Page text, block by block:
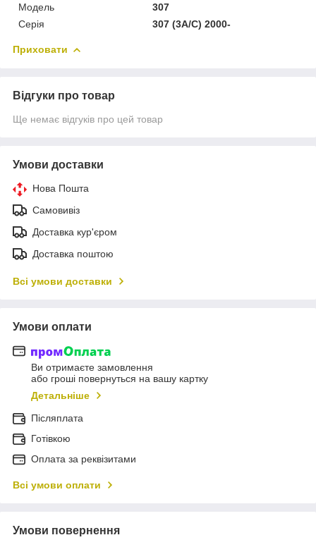
Модель
307
Серія
307 (3A/C) 2000-
Приховати
Відгуки про товар
Ще немає відгуків про цей товар
Умови доставки
Нова Пошта
Самовивіз
Доставка кур'єром
Доставка поштою
Всі умови доставки
Умови оплати
Ви отримаєте замовлення
або гроші повернуться на вашу картку
Детальніше
Післяплата
Готівкою
Оплата за реквізитами
Всі умови оплати
Умови повернення